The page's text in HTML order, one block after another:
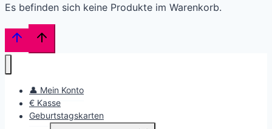
Es befinden sich keine Produkte im Warenkorb.
👤 Mein Konto
€ Kasse
Geburtstagskarten